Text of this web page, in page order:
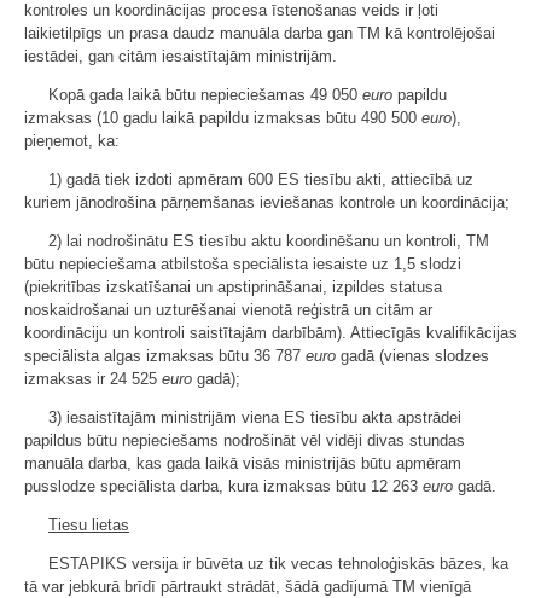
kontroles un koordinācijas procesa īstenošanas veids ir ļoti
laikietilpīgs un prasa daudz manuāla darba gan TM kā kontrolējošai
iestādei, gan citām iesaistītajām ministrijām.
Kopā gada laikā būtu nepieciešamas 49 050 euro papildu
izmaksas (10 gadu laikā papildu izmaksas būtu 490 500 euro),
pieņemot, ka:
1) gadā tiek izdoti apmēram 600 ES tiesību akti, attiecībā uz
kuriem jānodrošina pārņemšanas ieviešanas kontrole un koordinācija;
2) lai nodrošinātu ES tiesību aktu koordinēšanu un kontroli, TM
būtu nepieciešama atbilstoša speciālista iesaiste uz 1,5 slodzi
(piekritības izskatīšanai un apstiprināšanai, izpildes statusa
noskaidrošanai un uzturēšanai vienotā reģistrā un citām ar
koordināciju un kontroli saistītajām darbībām). Attiecīgās kvalifikācijas
speciālista algas izmaksas būtu 36 787 euro gadā (vienas slodzes
izmaksas ir 24 525 euro gadā);
3) iesaistītajām ministrijām viena ES tiesību akta apstrādei
papildus būtu nepieciešams nodrošināt vēl vidēji divas stundas
manuāla darba, kas gada laikā visās ministrijās būtu apmēram
pusslodze speciālista darba, kura izmaksas būtu 12 263 euro gadā.
Tiesu lietas
ESTAPIKS versija ir būvēta uz tik vecas tehnoloģiskās bāzes, ka
tā var jebkurā brīdī pārtraukt strādāt, šādā gadījumā TM vienīgā